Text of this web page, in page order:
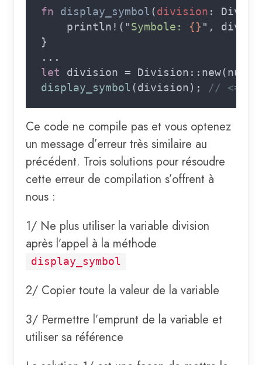
fn display_symbol ( division
    println!("
Symbole: {} ",
let
division =
display_symbol (division);
Ce code ne compile pas et vous optenez
un message d’erreur très similaire au
précédent. Trois solutions pour résoudre
cette erreur de compilation s’offrent à
nous :
1/ Ne plus utiliser la variable division
après l’appel à la méthode
display_symbol
2/ Copier toute la valeur de la variable
3/ Permettre l’emprunt de la variable et
utiliser sa référence